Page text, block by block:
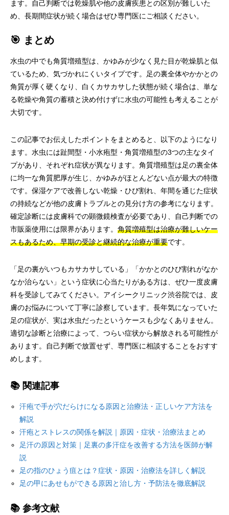
ます。自己判断では乾燥肌や他の皮膚疾患との区別が難しいた
め、長期間症状が続く場合はぜひ専門医にご相談ください。
🎯 まとめ
水虫の中でも角質増殖型は、かゆみが少なく見た目が乾燥肌と似
ているため、気づかれにくいタイプです。足の裏全体やかかとの
角質が厚く硬くなり、白くカサカサした状態が続く場合は、単な
る乾燥や角質の蓄積と決め付けずに水虫の可能性も考えることが
大切です。
この記事でお伝えしたポイントをまとめると、以下のようになり
ます。水虫には趾間型・小水疱型・角質増殖型の3つの主なタイ
プがあり、それぞれ症状が異なります。角質増殖型は足の裏全体
に均一な角質肥厚が生じ、かゆみがほとんどない点が最大の特徴
です。保湿ケアで改善しない乾燥・ひび割れ、年間を通じた症状
の持続などが他の皮膚トラブルとの見分け方の参考になります。
確定診断には皮膚科での顕微鏡検査が必要であり、自己判断での
市販薬使用には限界があります。 角質増殖型は治療が難しいケー
スもあるため、早期の受診と継続的な治療が重要です。
「足の裏がいつもカサカサしている」「かかとのひび割れがなか
なか治らない」という症状に心当たりがある方は、ぜひ一度皮膚
科を受診してみてください。アイシークリニック渋谷院では、皮
膚のお悩みについて丁寧に診察しています。長年気になっていた
足の症状が、実は水虫だったというケースも少なくありません。
適切な診断と治療によって、つらい症状から解放される可能性が
あります。自己判断で放置せず、専門医に相談することをおすす
めします。
📚 関連記事
汗疱で手が穴だらけになる原因と治療法・正しいケア方法を
解説
汗疱とストレスの関係を解説｜原因・症状・治療法まとめ
足汗の原因と対策｜足裏の多汗症を改善する方法を医師が解
説
足の指のひょう疽とは？症状・原因・治療法を詳しく解説
足の甲にあせもができる原因と治し方・予防法を徹底解説
📚 参考文献